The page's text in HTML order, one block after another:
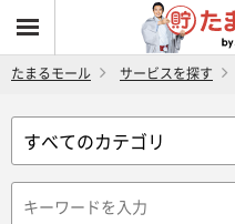
たまるモール サービスを探す